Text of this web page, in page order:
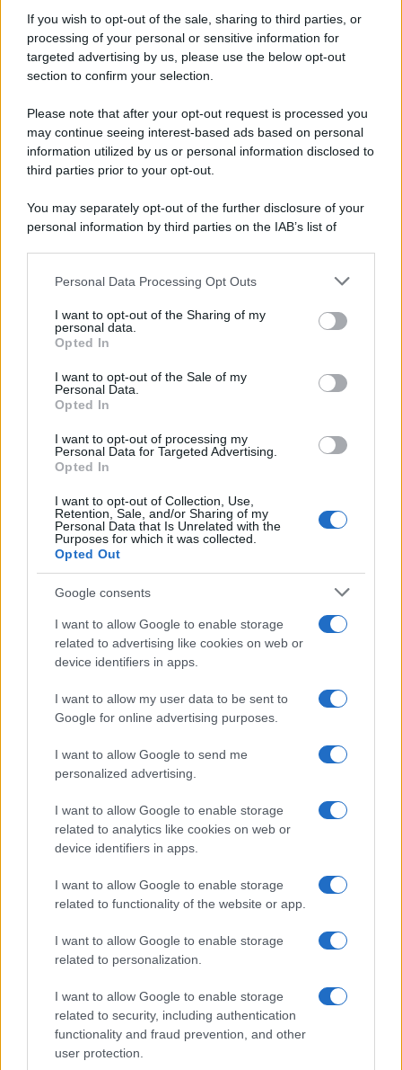
If you wish to opt-out of the sale, sharing to third parties, or
processing of your personal or sensitive information for
targeted advertising by us, please use the below opt-out
section to confirm your selection.
Please note that after your opt-out request is processed you
may continue seeing interest-based ads based on personal
information utilized by us or personal information disclosed to
third parties prior to your opt-out.
You may separately opt-out of the further disclosure of your
personal information by third parties on the IAB’s list of
This information may also be disclosed by us to third parties
disclose it to other third parties.
Please note that this website/app uses one or more Google
services and may gather and store information including but
not limited to your visit or usage behaviour. You may click to
grant or deny consent to Google and its third-party tags to
consent section.
Personal Data Processing Opt Outs
I want to opt-out of the Sharing of my
personal data.
Opted In
I want to opt-out of the Sale of my
Personal Data.
Opted In
I want to opt-out of processing my
Personal Data for Targeted Advertising.
Opted In
I want to opt-out of Collection, Use,
Retention, Sale, and/or Sharing of my
Personal Data that Is Unrelated with the
Purposes for which it was collected.
Opted Out
Google consents
I want to allow Google to enable storage
related to advertising like cookies on web or
device identifiers in apps.
I want to allow my user data to be sent to
Google for online advertising purposes.
I want to allow Google to send me
personalized advertising.
I want to allow Google to enable storage
related to analytics like cookies on web or
device identifiers in apps.
I want to allow Google to enable storage
related to functionality of the website or app.
I want to allow Google to enable storage
related to personalization.
I want to allow Google to enable storage
related to security, including authentication
functionality and fraud prevention, and other
user protection.
Jannik Sinner, il coach svela: “Lo
caccerebbero da Las Vegas”
Seguici su Google News
TRIBUNALE DI NOCERA INFERIORE N. 6/2020 - RG N. 1338/2020
ISCRIZIONE AL ROC N. 35792 – ISCRITTA ALL’ANSO (ASSOCIAZIONE
NAZIONALE STAMPA ONLINE)
Privacy e Notifiche